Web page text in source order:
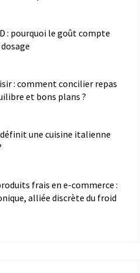
: pourquoi le goût compte
: comment concilier repas
et bons plans ?
définit une cuisine italienne
frais en e-commerce :
alliée discrète du froid